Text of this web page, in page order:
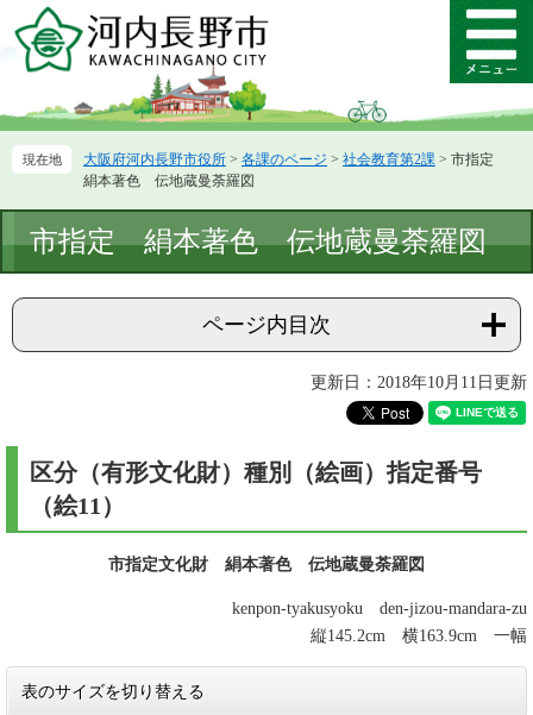
ー
先
ニ
を
て
メ
ニ
ー
大阪府河内長野市役所 > 各課のページ > 社会教育第2課 > 市指定
絹本著色 伝地蔵曼荼羅図
文
市指定 絹本著色 伝地蔵曼荼羅図
ページ内目次
更新日：2018年10月11日更新
区分（有形文化財）種別（絵画）指定番号
（絵11）
市指定文化財 絹本著色 伝地蔵曼荼羅図
kenpon-tyakusyoku den-jizou-mandara-zu
縦145.2cm 横163.9cm 一幅
表のサイズを切り替える